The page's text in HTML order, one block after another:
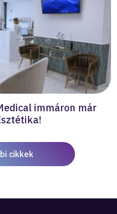
immáron már
cikkek